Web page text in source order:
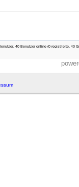
40 Benutzer online (0 registrierte, 40